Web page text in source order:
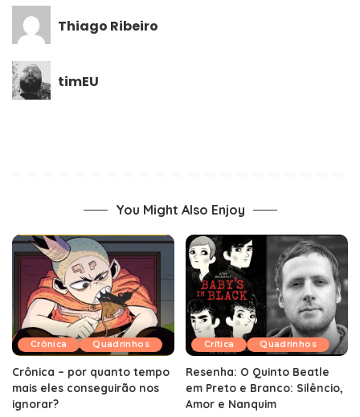
Thiago Ribeiro
timEU
You Might Also Enjoy
Crônica Quadrinhos
Crônica – por quanto tempo
mais eles conseguirão nos
ignorar?
Crítica Quadrinhos
Resenha: O Quinto Beatle
em Preto e Branco: Silêncio,
Amor e Nanquim